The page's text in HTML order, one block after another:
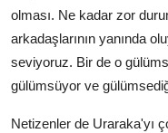
olması. Ne kadar zor
arkadaşlarının yanında
seviyoruz. Bir de o
gülümsüyor ve
Netizenler de Uraraka'yı